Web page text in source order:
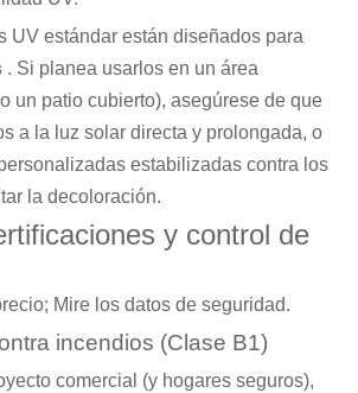
UV estándar están diseñados para
. Si planea usarlos en un área
un patio cubierto), asegúrese de que
a la luz solar directa y prolongada, o
estabilizadas contra los
la decoloración.
y control de
Mire los datos de seguridad.
incendios (Clase B1)
comercial (y hogares seguros),